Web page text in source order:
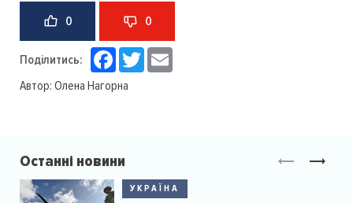
0 0
Поділитись: Facebook
Twitter
Автор: Олена Нагорна
Останні новини
УКРАЇНА